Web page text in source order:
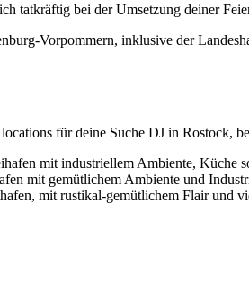
tatkräftig bei der Umsetzung deiner
Vorpommern, inklusive der
für deine Suche DJ in Rostock,
mit industriellem Ambiente, Küche
mit gemütlichem Ambiente und
mit rustikal-gemütlichem Flair und